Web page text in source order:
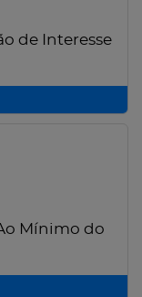
de Interesse
Mínimo do